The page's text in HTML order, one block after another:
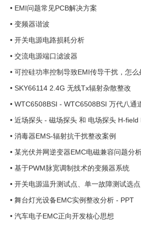
• EMI问题常见PCB解决方案
• 变频器谐波
• 开关电源电路损耗分析
• 交流电源端口滤波器
• 可控硅功率控制导致EMI传导干扰，怎么
• SKY66114 2.4G 无线Tx辐射杂散整改
• WTC6508BSI - WTC6508BSI 万代八通
• 近场探头 - 磁场探头 和 电场探头 H-field
• 消毒器EMS-辐射抗干扰整改案例
• 某光伏并网逆变器EMC电磁兼容问题分
• 基于PWM脉宽调制技术的变频器系统
• 开关电源温升测试点、单一故障测试选点
• 舞台灯光设备EMC实例整改分析 - PPT
• 汽车电子EMC正向开发核心思想